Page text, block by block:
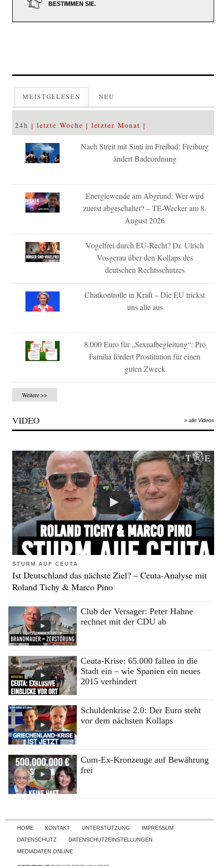
BESTIMMEN SIE.
MEISTGELESEN NEU
24h letzte Woche letzter Monat
Nach Streit mit Sinti im Freibad: Freiburg
ändert Badeordnung
Energiewende am Abgrund: Wer wird
zuerst abgeschaltet? – TE-Wecker am 8.
August 2026
Vogelfrei durch EU-Recht? Dr. Ulrich
Vosgerau über den Kollaps des
deutschen Rechtsschutzes
Chatkontrolle in Kraft – Die EU trickst
uns alle aus
8.000 Euro für „Sexualbegleitung“: Pro
Familia fördert Prostitution für einen
guten Zweck
Weitere >>
VIDEO » alle Videos
STURM AUF CEUTA
Ist Deutschland das nächste Ziel? – Ceuta-Analyse mit
Roland Tichy & Marco Pino
Club der Versager: Peter Hahne
rechnet mit der CDU ab
Ceuta-Krise: 65.000 fallen in die
Stadt ein – wie Spanien ein neues
2015 verhindert
Schuldenkrise 2.0: Der Euro steht
vor dem nächsten Kollaps
Cum-Ex-Kronzeuge auf Bewährung
frei
Skip to content
HOME KONTAKT UNTERSTÜTZUNG
IMPRESSUM
DATENSCHUTZ
DATENSCHUTZEINSTELLUNGEN
MEDIADATEN ONLINE